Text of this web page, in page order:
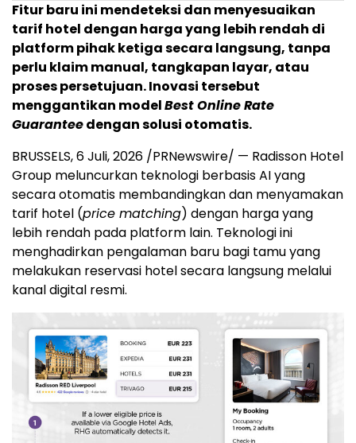
Fitur baru ini mendeteksi dan menyesuaikan
tarif hotel dengan harga yang lebih rendah di
platform pihak ketiga secara langsung, tanpa
perlu klaim manual, tangkapan layar, atau
proses persetujuan. Inovasi tersebut
menggantikan modelBest Online Rate
Guaranteedengan solusi otomatis.
BRUSSELS,6 Juli, 2026 /PRNewswire/ — Radisson Hotel
Group meluncurkan teknologi berbasis AI yang
secara otomatis membandingkan dan menyamakan
tarif hotel (price matching) dengan harga yang
lebih rendah pada platform lain. Teknologi ini
menghadirkan pengalaman baru bagi tamu yang
melakukan reservasi hotel secara langsung melalui
kanal digital resmi.